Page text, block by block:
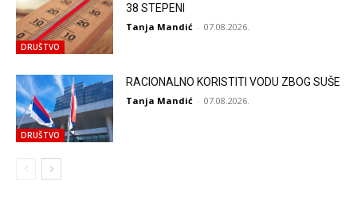
DRUŠTVO
38 STEPENI
Tanja Mandić - 07.08.2026.
DRUŠTVO
RACIONALNO KORISTITI VODU ZBOG SUŠE
Tanja Mandić - 07.08.2026.